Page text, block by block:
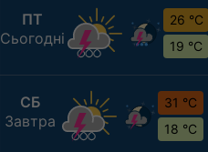
ПТ
Сьогодні
26 °C
19 °C
СБ
Завтра
31 °C
18 °C